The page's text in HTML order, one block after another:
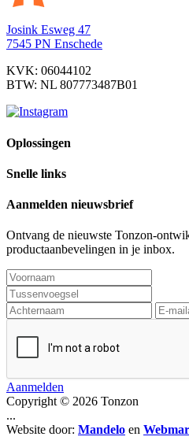
Josink Esweg 47
7545 PN Enschede
KVK: 06044102
BTW: NL 807773487B01
Oplossingen
Snelle links
Aanmelden nieuwsbrief
Ontvang de nieuwste Tonzon-
productaanbevelingen in je inbox.
Aanmelden
Copyright © 2026 Tonzon
...
Website door: Mandelo en